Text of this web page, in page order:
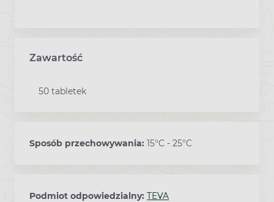
Zawartość
50 tabletek
Sposób przechowywania: 15°C - 25°C
Podmiot odpowiedzialny: TEVA